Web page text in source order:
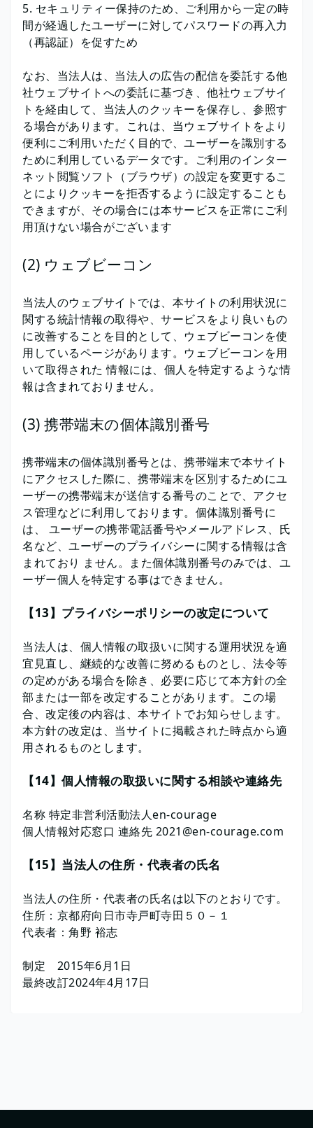
セキュリティー保持のため、ご利用から一定の時
間が経過したユーザーに対してパスワードの再入力
（再認証）を促すため
なお、当法人は、当法人の広告の配信を委託する他
社ウェブサイトへの委託に基づき、他社ウェブサイ
トを経由して、当法人のクッキーを保存し、参照す
る場合があります。これは、当ウェブサイトをより
便利にご利用いただく目的で、ユーザーを識別する
ために利用しているデータです。ご利用のインター
ネット閲覧ソフト（ブラウザ）の設定を変更するこ
とによりクッキーを拒否するように設定することも
できますが、その場合には本サービスを正常にご利
用頂けない場合がございます
(2) ウェブビーコン
当法人のウェブサイトでは、本サイトの利用状況に
関する統計情報の取得や、サービスをより良いもの
に改善することを目的として、ウェブビーコンを使
用しているページがあります。ウェブビーコンを用
いて取得された 情報には、個人を特定するような情
報は含まれておりません。
(3) 携帯端末の個体識別番号
携帯端末の個体識別番号とは、携帯端末で本サイト
にアクセスした際に、携帯端末を区別するためにユ
ーザーの携帯端末が送信する番号のことで、アクセ
ス管理などに利用しております。個体識別番号に
は、 ユーザーの携帯電話番号やメールアドレス、氏
名など、ユーザーのプライバシーに関する情報は含
まれており ません。また個体識別番号のみでは、ユ
ーザー個人を特定する事はできません。
【13】プライバシーポリシーの改定について
当法人は、個人情報の取扱いに関する運用状況を適
宜見直し、継続的な改善に努めるものとし、法令等
の定めがある場合を除き、必要に応じて本方針の全
部または一部を改定することがあります。この場
合、改定後の内容は、本サイトでお知らせします。
本方針の改定は、当サイトに掲載された時点から適
用されるものとします。
【14】個人情報の取扱いに関する相談や連絡先
名称 特定非営利活動法人en-courage
個人情報対応窓口 連絡先 2021@en-courage.com
【15】当法人の住所・代表者の氏名
当法人の住所・代表者の氏名は以下のとおりです。
住所：京都府向日市寺戸町寺田５０－１
代表者：角野 裕志
制定 2015年6月1日
最終改訂2024年4月17日